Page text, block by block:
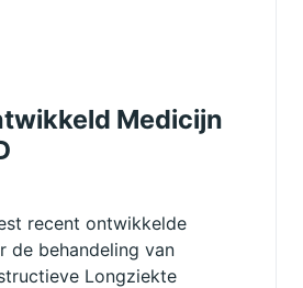
Medicijn
recent ontwikkelde
de behandeling van
Longziekte